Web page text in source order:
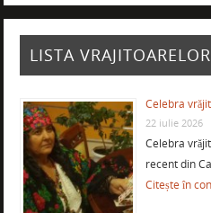
LISTA VRAJITOARELOR
Celebra
22 iulie 2026
Celebra
recent din
Citește în